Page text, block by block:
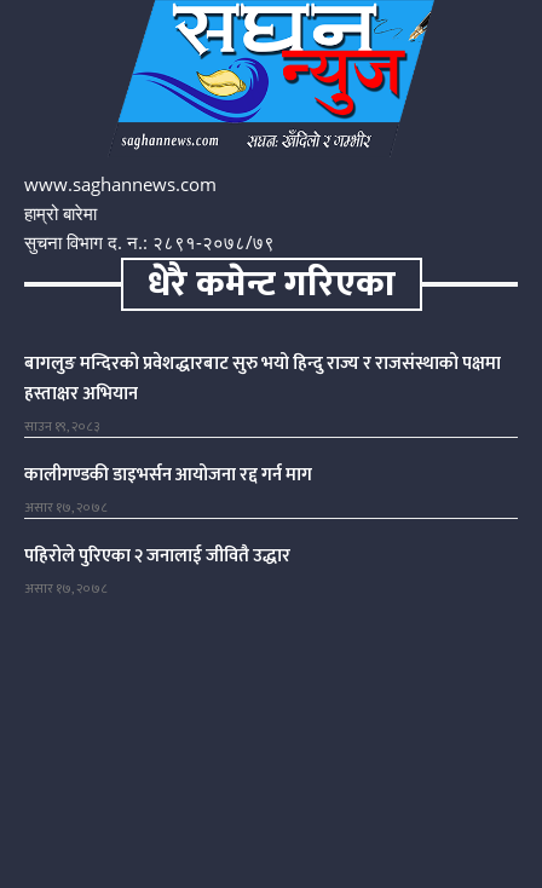
www.saghannews.com
हाम्रो बारेमा
सुचना विभाग द. न.: २८९१-२०७८/७९
धेरै कमेन्ट गरिएका
बागलुङ मन्दिरको प्रवेशद्धारबाट सुरु भयो हिन्दु राज्य र राजसंस्थाको पक्षमा
हस्ताक्षर अभियान
साउन १९, २०८३
कालीगण्डकी डाइभर्सन आयोजना रद्द गर्न माग
असार १७, २०७८
पहिरोले पुरिएका २ जनालाई जीवितै उद्धार
असार १७, २०७८